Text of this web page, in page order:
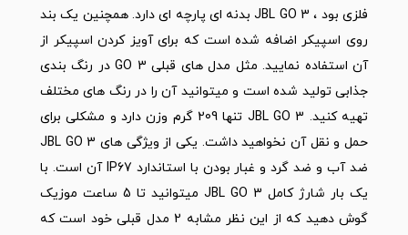
فلزی بود ، JBL GO 3 بدنه ای پارچه ای دارد. همچنین یک بند
روی اسپیکر اضافه شده است که برای آویز کردن اسپیکر از
آن استفاده نمایید. مثل مدل های قبلی GO 3 در رنگ بندی
جذابی تولید شده است و میتوانید آن را در رنگ های مختلف
تهیه کنید. JBL GO 3 تنها 209 گرم وزن دارد و مشکلی برای
حمل و نقل آن نخواهید داشت. یکی از ویژگی های JBL GO 3
ضد آب و ضد گرد و غبار بودن با استاندارد IP67 آن است. با
یک بار شارژ کامل JBL GO 3 میتوانید تا 5 ساعت موزیک
گوش دهید که از این نظر مشابه 2 مدل قبلی خود است که